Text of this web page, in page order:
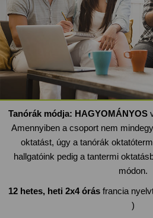
Tanórák módja: HAGYOMÁNYOS
Amennyiben a csoport nem
oktatást, úgy a tanórák
hallgatóink pedig a tantermi
módon.
12 hetes, heti 2x4 órásfrancia
)